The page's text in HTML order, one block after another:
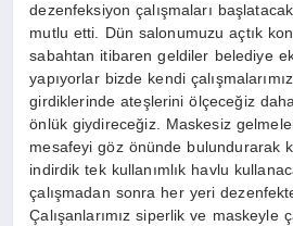
dezenfeksiyon çalışmaları
mutlu etti. Dün salonumuzu açtık
sabahtan itibaren geldiler belediye
yapıyorlar bizde kendi
girdiklerinde ateşlerini ölçeceğiz
önlük giydireceğiz. Maskesiz
mesafeyi göz önünde bulundurarak
indirdik tek kullanımlık havlu
çalışmadan sonra her yeri
Çalışanlarımız siperlik ve maskeyle